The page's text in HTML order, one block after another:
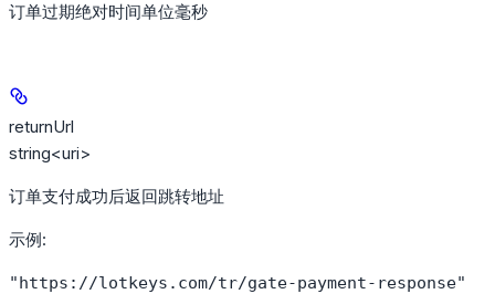
订单过期绝对时间单位毫秒
returnUrl
string<uri>
订单支付成功后返回跳转地址
示例:
"https://lotkeys.com/tr/gate-payment-response"